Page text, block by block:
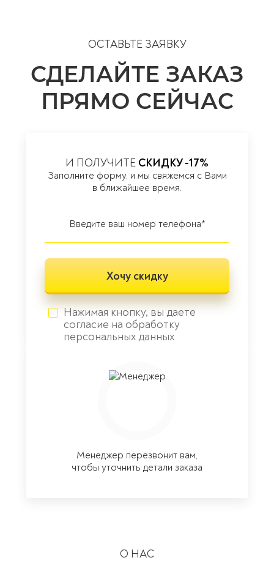
ОСТАВЬТЕ ЗАЯВКУ
СДЕЛАЙТЕ ЗАКАЗ
ПРЯМО СЕЙЧАС
И ПОЛУЧИТЕ СКИДКУ -17%
Заполните форму, и мы свяжемся с Вами
в ближайшее время.
Нажимая кнопку, вы даете
согласие на обработку
персональных данных
Менеджер перезвонит вам,
чтобы уточнить детали заказа
О НАС